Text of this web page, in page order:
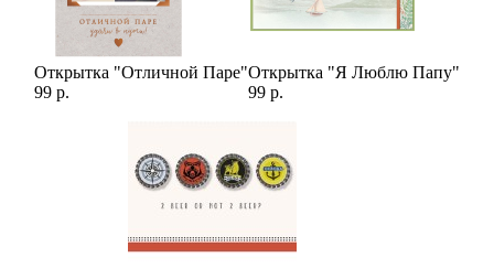
Открытка "Отличной Паре"
99 р.
Открытка "Я Люблю Папу"
99 р.